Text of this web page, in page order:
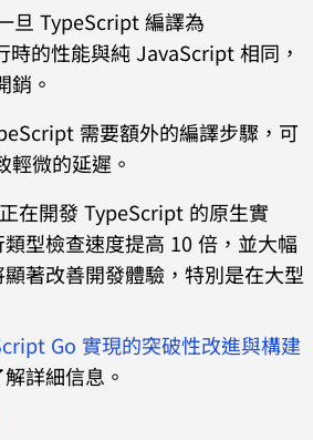
旦 TypeScript 編譯為
的性能與純 JavaScript 相同，
銷。
需要額外的編譯步驟，可
輕微的延遲。
在開發 TypeScript 的原生實
型檢查速度提高 10 倍，並大幅
著改善開發體驗，特別是在大型
Go 實現的突破性改進與構建
解詳細信息。